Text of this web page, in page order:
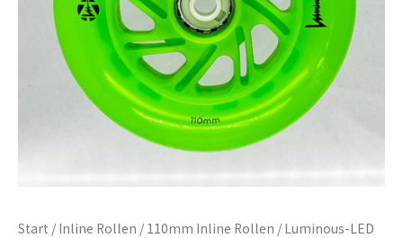
Start / Inline Rollen / 110mm Inline Rollen / Luminous-LED